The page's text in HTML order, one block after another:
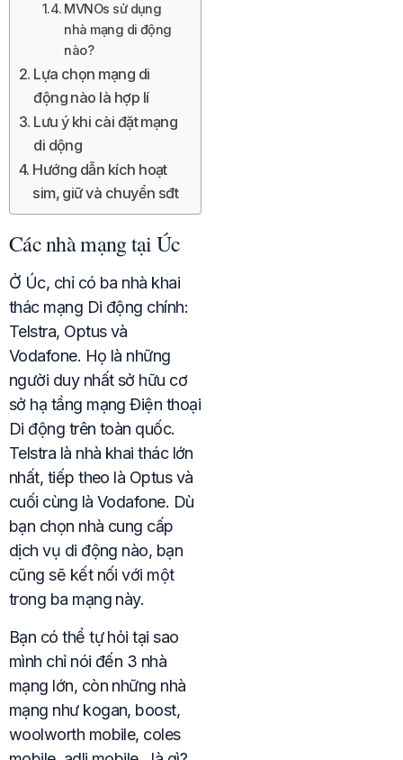
MVNOs sử dụng
nhà mạng di động
nào?
Lựa chọn mạng di
động nào là hợp lí
Lưu ý khi cài đặt mạng
di dộng
Hướng dẫn kích hoạt
sim, giữ và chuyển sđt
Các nhà mạng tại Úc
Ở Úc, chỉ có ba nhà khai
thác mạng Di động chính:
Telstra, Optus và
Vodafone. Họ là những
người duy nhất sở hữu cơ
sở hạ tầng mạng Điện thoại
Di động trên toàn quốc.
Telstra là nhà khai thác lớn
nhất, tiếp theo là Optus và
cuối cùng là Vodafone. Dù
bạn chọn nhà cung cấp
dịch vụ di động nào, bạn
cũng sẽ kết nối với một
trong ba mạng này.
Bạn có thể tự hỏi tại sao
mình chỉ nói đến 3 nhà
mạng lớn, còn những nhà
mạng như kogan, boost,
woolworth mobile, coles